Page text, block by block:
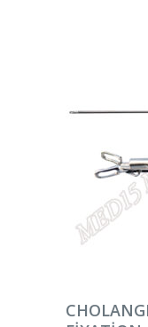
DEVAMINI